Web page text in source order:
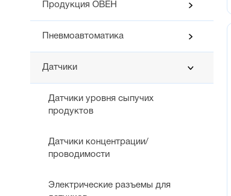
Продукция ОВЕН
Пневмоавтоматика
Датчики
Датчики уровня сыпучих
продуктов
Датчики концентрации/
проводимости
Электрические разъемы для